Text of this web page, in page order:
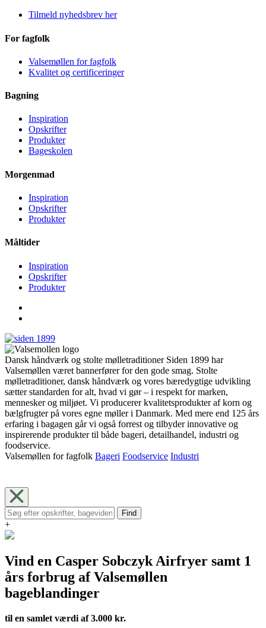
Tilmeld nyhedsbrev her
For fagfolk
Valsemøllen for fagfolk
Kvalitet og certificeringer
Bagning
Inspiration
Opskrifter
Produkter
Bageskolen
Morgenmad
Inspiration
Opskrifter
Produkter
Måltider
Inspiration
Opskrifter
Produkter
Dansk håndværk og stolte mølletraditioner Siden 1899 har
Valsemøllen været bannerfører for den gode smag. Stolte
mølletraditioner, dansk håndværk og vores bæredygtige udvikling
sætter standarden for alt, hvad vi gør – i respekt for marken,
mennesker og miljøet. Vi producerer kvalitetsprodukter af korn og
bælgfrugter på vores egne møller i Danmark. Med mere end 125 års
erfaring i bagagen går vi også forrest og tilbyder innovative og
inspirerende produkter til både bageri, detailhandel, industri og
foodservice.
Valsemøllen for fagfolk Bageri Foodservice Industri
Find
+
Vind en Casper Sobczyk Airfryer samt 1
års forbrug af Valsemøllen
bageblandinger
til en samlet værdi af 3.000 kr.